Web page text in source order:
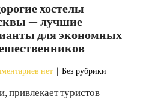
хостелы
— лучшие
для экономных
нет | Без рубрики
привлекает туристов